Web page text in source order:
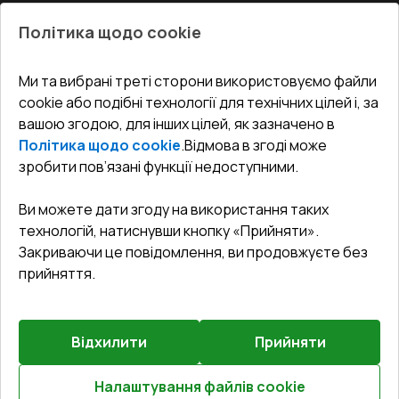
Блог
Адреса гіпермаркета
Як правильно заміряти вікна
СЕРВІС ТА ОБЛУГОВУВАННЯ:
Доставка і Оплата
Гарантія та Сервіс
Повернення товару
Договір публічної оферти
КОНТАКТИ
Офіс:Україна, м. Вінниця, вул. Келецька 60 кв. 61
undefined(undefined)
©2026 Всі права захищені.
Сайт створено на платформіVitrager.com.
Повідомити про проблему?
Політика щодо cookie
Ми та вибрані треті сторони використовуємо файли
cookie або подібні технології для технічних цілей і, за
вашою згодою, для інших цілей, як зазначено в
Політика щодо cookie.Відмова в згоді може
зробити пов’язані функції недоступними.
Ви можете дати згоду на використання таких
технологій, натиснувши кнопку «Прийняти».
Закриваючи це повідомлення, ви продовжуєте без
прийняття.
Відхилити Прийняти
Налаштування файлів cookie